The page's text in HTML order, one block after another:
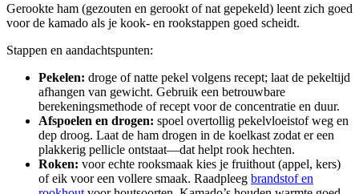
Gerookte ham (gezouten en gerookt of nat gepekeld) leent zich goed
voor de kamado als je kook- en rookstappen goed scheidt.
Stappen en aandachtspunten:
Pekelen: droge of natte pekel volgens recept; laat de pekeltijd
afhangen van gewicht. Gebruik een betrouwbare
berekeningsmethode of recept voor de concentratie en duur.
Afspoelen en drogen: spoel overtollig pekelvloeistof weg en
dep droog. Laat de ham drogen in de koelkast zodat er een
plakkerig pellicle ontstaat—dat helpt rook hechten.
Roken: voor echte rooksmaak kies je fruithout (appel, kers)
of eik voor een vollere smaak. Raadpleeg brandstof en